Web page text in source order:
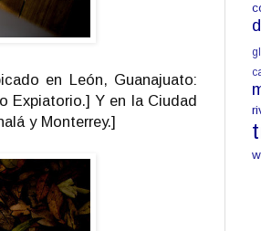
en León, Guanajuato:
Expiatorio.] Y en la Ciudad
y Monterrey.]